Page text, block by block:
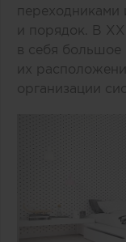
переходниками
и порядок. В
в себя большое
их
организации